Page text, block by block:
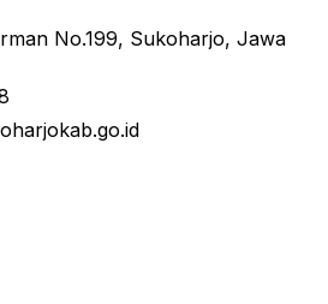
No.199, Sukoharjo, Jawa